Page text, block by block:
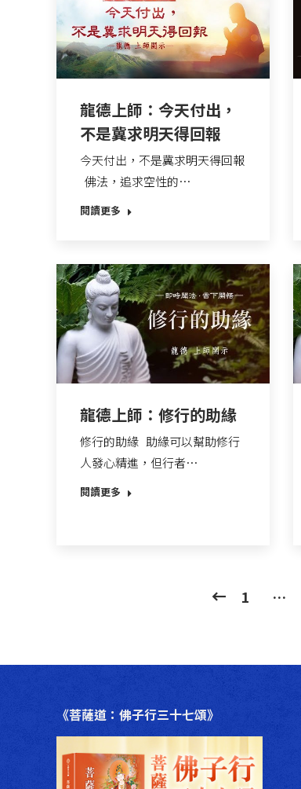
龍德上師：今天付出，
不是冀求明天得回報
今天付出，不是冀求明天得回報
佛法，追求空性的…
閱讀更多
龍德上師：修行的助緣
修行的助緣 助緣可以幫助修行
人發心精進，但行者…
閱讀更多
1 …
《菩薩道：佛子行三十七頌》